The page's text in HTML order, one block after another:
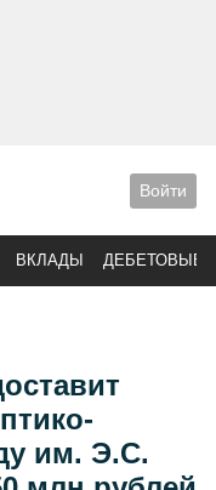
Войти
ВКЛАДЫ ДЕБЕТОВЫЕ
им. Э.С.